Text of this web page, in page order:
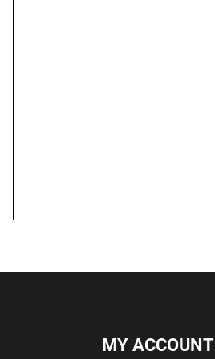
MY ACCOUNT